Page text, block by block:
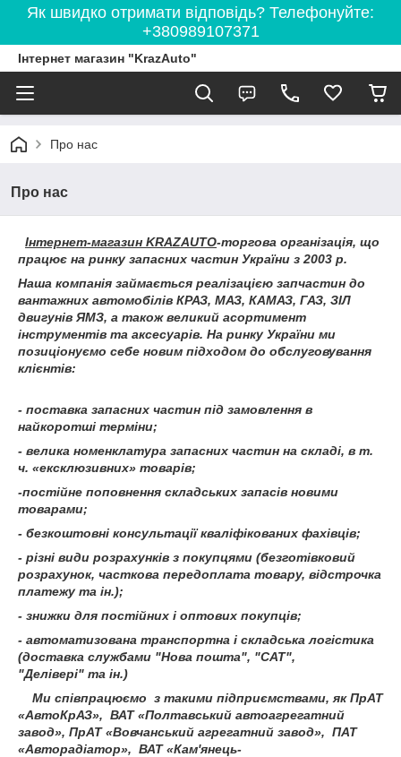
Як швидко отримати відповідь? Телефонуйте:
+380989107371
Інтернет магазин "KrazAuto"
Про нас
Про нас
Інтернет-магазин KRAZAUTO-торгова організація, що
працює на ринку запасних частин України з 2003 р.
Наша компанія займається реалізацією запчастин до
вантажних автомобілів КРАЗ, МАЗ, КАМАЗ, ГАЗ, ЗІЛ
двигунів ЯМЗ, а також великий асортимент
інструментів та аксесуарів. На ринку України ми
позиціонуємо себе новим підходом до обслуговування
клієнтів:
- поставка запасних частин під замовлення в
найкоротші терміни;
- велика номенклатура запасних частин на складі, в т.
ч. «ексклюзивних» товарів;
-постійне поповнення складських запасів новими
товарами;
- безкоштовні консультації кваліфікованих фахівців;
- різні види розрахунків з покупцями (безготівковий
розрахунок, часткова передоплата товару, відстрочка
платежу та ін.);
- знижки для постійних і оптових покупців;
- автоматизована транспортна і складська логістика
(доставка службами "Нова пошта", "САТ",
"Делівері" та ін.)
Ми співпрацюємо з такими підприємствами, як ПрАТ
«АвтоКрАЗ», ВАТ «Полтавський автоагрегатний
завод», ПрАТ «Вовчанський агрегатний завод», ПАТ
«Авторадіатор», ВАТ «Кам'янець-